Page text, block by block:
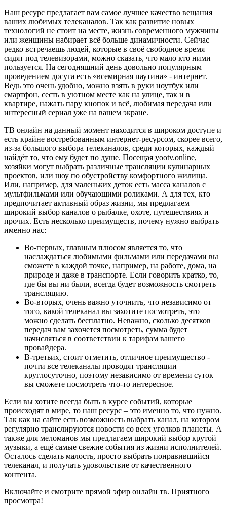
Наш ресурс предлагает вам самое лучшее качество вещания
ваших любимых телеканалов. Так как развитие новых
технологий не стоит на месте, жизнь современного мужчины
или женщины набирает всё больше динамичности. Сейчас
редко встречаешь людей, которые в своё свободное время
сидят под телевизорами, можно сказать, что мало кто ними
пользуется. На сегодняшний день довольно популярным
проведением досуга есть «всемирная паутина» - интернет.
Ведь это очень удобно, можно взять в руки ноутбук или
смартфон, сесть в уютном месте как на улице, так и в
квартире, нажать пару кнопок и всё, любимая передача или
интересный сериал уже на вашем экране.
ТВ онлайн на данный момент находится в широком доступе и
есть крайне востребованным интернет-ресурсом, скорее всего,
из-за большого выбора телеканалов, среди которых, каждый
найдёт то, что ему будет по душе. Посещая yootv.online,
хозяйки могут выбрать различные трансляции кулинарных
проектов, или шоу по обустройству комфортного жилища.
Или, например, для маленьких деток есть масса каналов с
мультфильмами или обучающими роликами. А для тех, кто
предпочитает активный образ жизни, мы предлагаем
широкий выбор каналов о рыбалке, охоте, путешествиях и
прочих. Есть несколько преимуществ, почему нужно выбрать
именно нас:
Во-первых, главным плюсом является то, что
наслаждаться любимыми фильмами или передачами вы
сможете в каждой точке, например, на работе, дома, на
природе и даже в транспорте. Если говорить кратко, то,
где бы вы ни были, всегда будет возможность смотреть
трансляцию.
Во-вторых, очень важно уточнить, что независимо от
того, какой телеканал вы захотите посмотреть, это
можно сделать бесплатно. Неважно, сколько десятков
передач вам захочется посмотреть, сумма будет
начисляться в соответствии к тарифам вашего
провайдера.
В-третьих, стоит отметить, отличное преимущество -
почти все телеканалы проводят трансляции
круглосуточно, поэтому независимо от времени суток
вы сможете посмотреть что-то интересное.
Если вы хотите всегда быть в курсе событий, которые
происходят в мире, то наш ресурс – это именно то, что нужно.
Так как на сайте есть возможность выбрать канал, на котором
регулярно транслируются новости со всех уголков планеты. А
также для меломанов мы предлагаем широкий выбор крутой
музыки, а ещё самые свежие события из жизни исполнителей.
Осталось сделать малость, просто выбрать понравившийся
телеканал, и получать удовольствие от качественного
контента.
Включайте и смотрите прямой эфир онлайн тв. Приятного
просмотра!